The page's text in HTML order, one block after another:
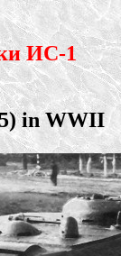
ИС-1
in WWII